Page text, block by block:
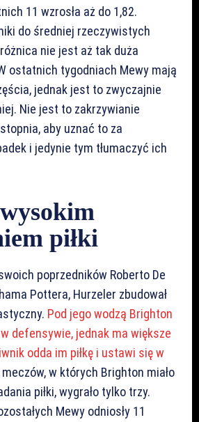
11 wzrosła aż do 1,82.
do średniej rzeczywistych
nie jest aż tak duża
ostatnich tygodniach Mewy mają
jednak jest to zwyczajnie
Nie jest to zakrzywianie
aby uznać to za
i jedynie tym tłumaczyć ich
piłki
poprzedników Roberto De
Pottera, Hurzeler zbudował
Pod jego wodzą Brighton
defensywie, jednak ma większe
odda im piłkę i ustawi się w
meczów, w których Brighton miało
piłki, wygrało tylko trzy.
Mewy odniosły 11